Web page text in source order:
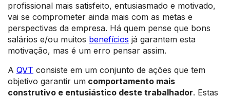
profissional mais satisfeito, entusiasmado e motivado,
vai se comprometer ainda mais com as metas e
perspectivas da empresa. Há quem pense que bons
salários e/ou muitos benefícios já garantem esta
motivação, mas é um erro pensar assim.
A QVT consiste em um conjunto de ações que tem
objetivo garantir um comportamento mais
construtivo e entusiástico deste trabalhador. Estas